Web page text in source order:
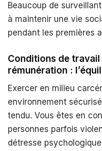
Beaucoup de
à maintenir une vie
pendant les premières
Conditions de
rémunération :
Exercer en milieu
environnement
tendu. Vous êtes en
personnes parfois
détresse